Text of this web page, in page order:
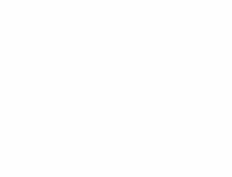
samochodu pożarniczego
z art.33 ust.3 ustawy z